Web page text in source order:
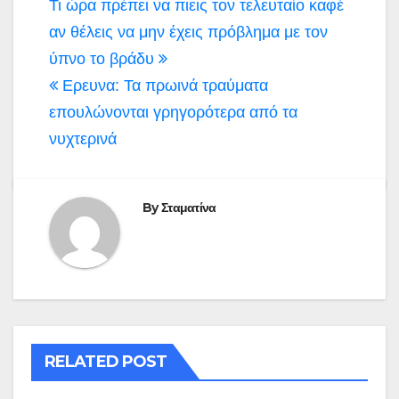
Πλοήγηση
άρθρων
Τι ώρα πρέπει να πιεις τον τελευταίο καφέ
αν θέλεις να μην έχεις πρόβλημα με τον
ύπνο το βράδυ
Ερευνα: Τα πρωινά τραύματα
επουλώνονται γρηγορότερα από τα
νυχτερινά
ByΣταματίνα
RELATED POST